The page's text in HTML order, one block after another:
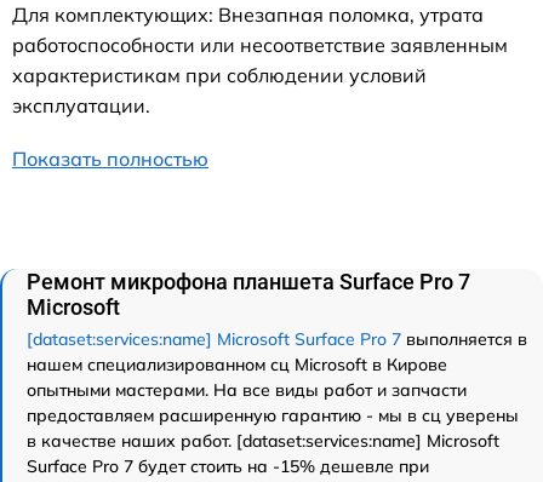
Для комплектующих: Внезапная поломка, утрата
работоспособности или несоответствие заявленным
характеристикам при соблюдении условий
эксплуатации.
Показать полностью
Ремонт микрофона планшета Surface Pro 7
Microsoft
[dataset:services:name] Microsoft Surface Pro 7 выполняется в
нашем специализированном сц Microsoft в Кирове
опытными мастерами. На все виды работ и запчасти
предоставляем расширенную гарантию - мы в сц уверены
в качестве наших работ. [dataset:services:name] Microsoft
Surface Pro 7 будет стоить на -15% дешевле при